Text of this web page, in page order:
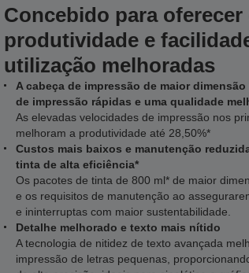
Concebido para oferecer
produtividade e
utilização melhoradas
A cabeça de impressão de maior
de impressão rápidas e uma qualidade
As elevadas velocidades de impressão nos
melhoram a produtividade até 28,50%*
Custos mais baixos e manutenção
tinta de alta eficiência*
Os pacotes de tinta de 800 ml* de maior
e os requisitos de manutenção ao
e ininterruptas com maior sustentabilidade.
Detalhe melhorado e texto mais nítido
A tecnologia de nitidez de texto avançada
impressão de letras pequenas,